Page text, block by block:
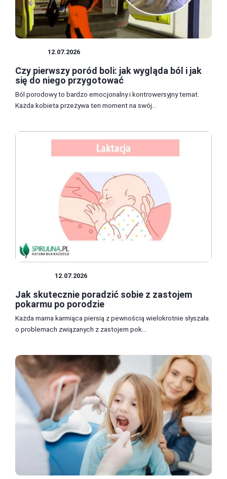
12.07.2026
Czy pierwszy poród boli: jak wygląda ból i jak
się do niego przygotować
Ból porodowy to bardzo emocjonalny i kontrowersyjny temat.
Każda kobieta przeżywa ten moment na swój...
12.07.2026
Jak skutecznie poradzić sobie z zastojem
pokarmu po porodzie
Każda mama karmiąca piersią z pewnością wielokrotnie słyszała
o problemach związanych z zastojem pok...